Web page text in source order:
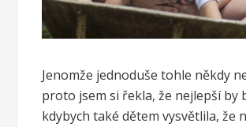
Jenomže jednoduše tohle někdy
proto jsem si řekla, že nejlepší by
kdybych také dětem vysvětlila, že